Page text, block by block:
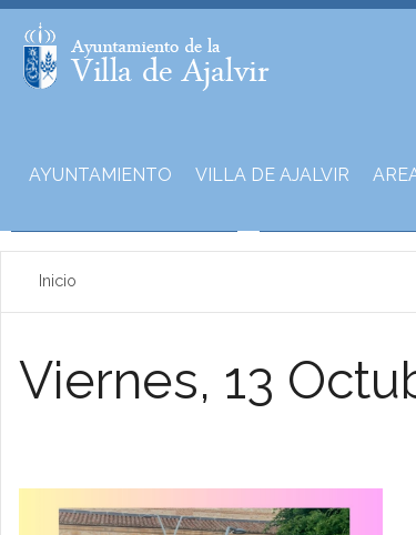
AYUNTAMIENTO VILLA DE AJALVIR
Inicio
Viernes, 13